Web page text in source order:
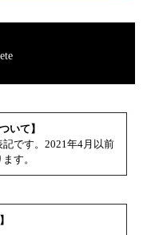
いて】
です。2021年4月以前
す。